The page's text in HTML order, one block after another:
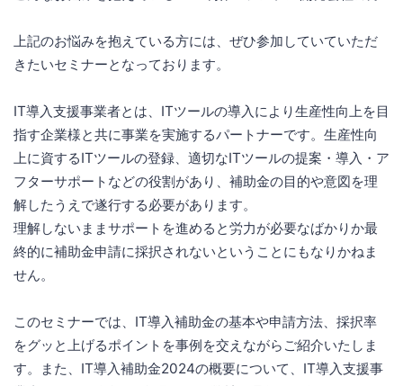
上記のお悩みを抱えている方には、ぜひ参加していていただ
きたいセミナーとなっております。
IT導入支援事業者とは、ITツールの導入により生産性向上を目
指す企業様と共に事業を実施するパートナーです。生産性向
上に資するITツールの登録、適切なITツールの提案・導入・ア
フターサポートなどの役割があり、補助金の目的や意図を理
解したうえで遂行する必要があります。
理解しないままサポートを進めると労力が必要なばかりか最
終的に補助金申請に採択されないということにもなりかねま
せん。
このセミナーでは、IT導入補助金の基本や申請方法、採択率
をグッと上げるポイントを事例を交えながらご紹介いたしま
す。また、IT導入補助金2024の概要について、IT導入支援事